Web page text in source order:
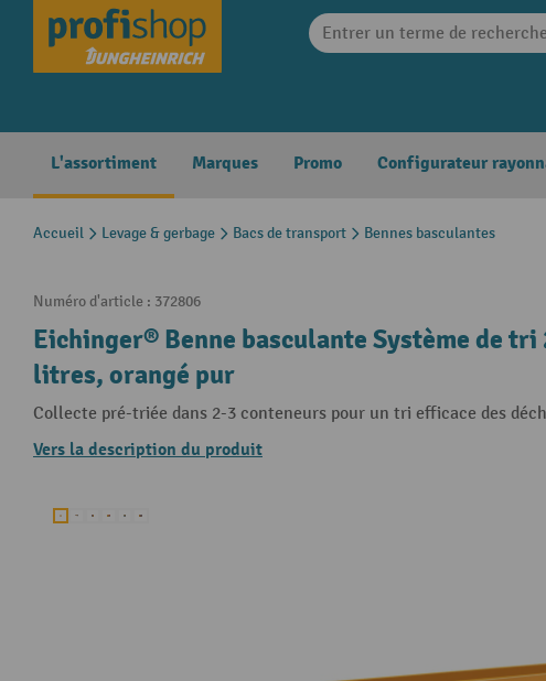
Skip to main navigation
L'assortiment Marques Promo Configurateur
Accueil Levage & gerbage Bacs de transport Bennes basculantes
Numéro d'article : 372806
Eichinger® Benne basculante Système de tri
litres, orangé pur
Collecte pré-triée dans 2-3 conteneurs pour un tri efficace des
Vers la description du produit